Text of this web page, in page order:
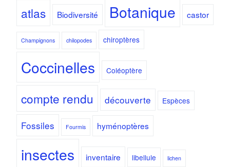
atlas Biodiversité Botanique castor
Champignons chilopodes chiroptères
Coccinelles Coléoptère
compte rendu découverte Espèces
Fossiles Fourmis hyménoptères
insectes inventaire libellule lichen